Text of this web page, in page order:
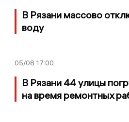
В Рязани массово
воду
05/08 17:00
В Рязани 44 улицы
на время ремонтных